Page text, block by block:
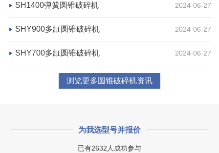
咨询该项目执行经理
SH1400弹簧圆锥破碎机 2024-06-27
SHY900多缸圆锥破碎机 2024-06-27
SHY700多缸圆锥破碎机 2024-06-27
浏览更多圆锥破碎机资讯
为我选型号并报价
已有2632人成功参与